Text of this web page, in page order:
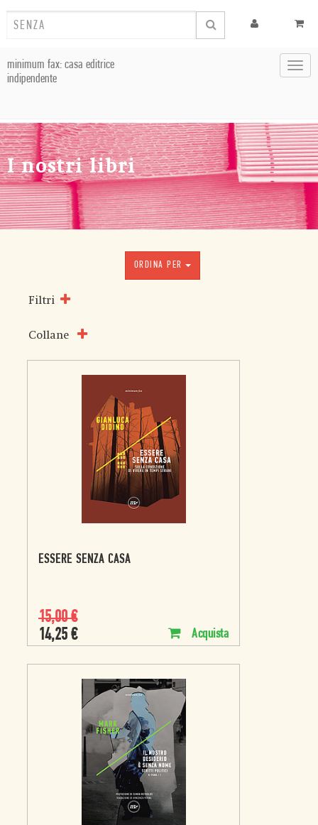
minimum fax: casa editrice
indipendente
I nostri libri
ORDINA PER
Filtri
Collane
ESSERE SENZA CASA
15,00€
14,25 € Acquista